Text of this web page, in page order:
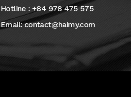
Hotline :+84 978 475 575
Email:contact@haimy.com